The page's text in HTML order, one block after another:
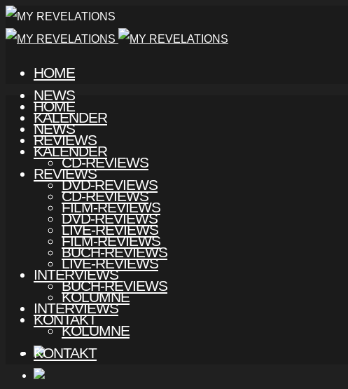
HOME
NEWS
KALENDER
REVIEWS
CD-REVIEWS
DVD-REVIEWS
FILM-REVIEWS
LIVE-REVIEWS
BUCH-REVIEWS
INTERVIEWS
KOLUMNE
KONTAKT
HOME
NEWS
KALENDER
REVIEWS
CD-REVIEWS
DVD-REVIEWS
FILM-REVIEWS
LIVE-REVIEWS
BUCH-REVIEWS
INTERVIEWS
KOLUMNE
KONTAKT